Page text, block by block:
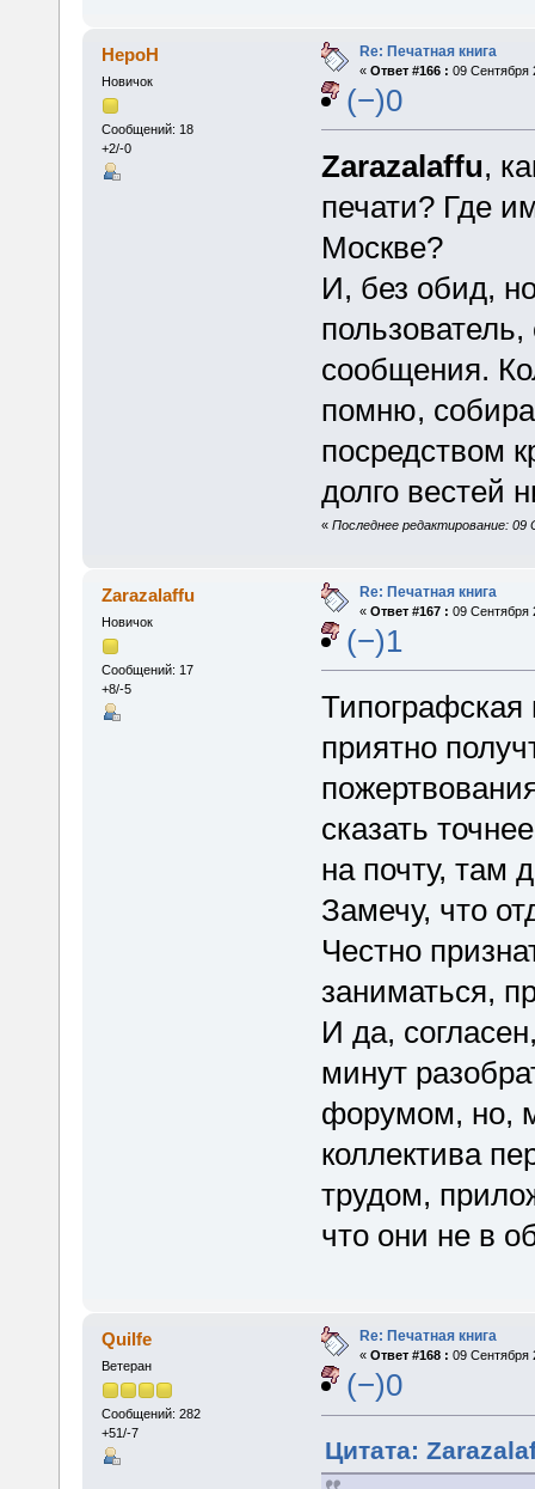
HepoH
Новичок
Сообщений: 18
+2/-0
Re: Печатная книга
« Ответ #166 : 09 Сентября
(−)0
Zarazalaffu,
печати? Где
Москве?
И, без обид,
сообщения.
помню,
посредством
долго вестей
« Последнее редактирование: 09
Zarazalaffu
Новичок
Сообщений: 17
+8/-5
Re: Печатная книга
« Ответ #167 : 09 Сентября
(−)1
приятно
сказать
на почту, там
Замечу, что
Честно
заниматься,
И да,
минут
форумом, но,
коллектива
трудом,
что они не в
Quilfe
Ветеран
Сообщений: 282
+51/-7
Re: Печатная книга
« Ответ #168 : 09 Сентября
(−)0
Цитата: